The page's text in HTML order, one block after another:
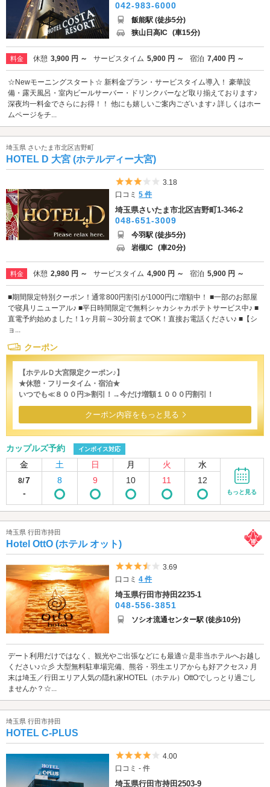
042-983-6000
飯能駅 (徒歩5分)
狭山日高IC (車15分)
料金 休憩 3,900 円 ～ サービスタイム 5,900 円 ～ 宿泊 7,400 円 ～
☆Newモーニングスタート☆ 新料金プラン・サービスタイム導入！ 豪華設
備・露天風呂・室内ビールサーバー・ドリンクバーなど取り揃えております♪
深夜均一料金でさらにお得！！ 他にも嬉しいご案内ございます♪ 詳しくはホー
ムページをチ...
埼玉県 さいたま市北区吉野町
HOTEL D 大宮 (ホテルディー大宮)
5つ星のうち3
3.18
口コミ5 件
埼玉県さいたま市北区吉野町1-346-2
048-651-3009
今羽駅 (徒歩5分)
岩槻IC (車20分)
料金 休憩 2,980 円 ～ サービスタイム 4,900 円 ～ 宿泊 5,900 円 ～
■期間限定特別クーポン！通常800円割引が1000円に増額中！ ■一部のお部屋
で寝具リニューアル♪ ■平日時間限定で無料シャカシャカポテトサービス中♪ ■
直電予約始めました！1ヶ月前～30分前までOK！直接お電話ください♪ ■【シ
ョ...
クーポン
【ホテルＤ大宮限定クーポン♪】
★休憩・フリータイム・宿泊★
いつでも≪８００円≫割引！→今だけ増額１０００円割引！
クーポン内容をもっと見る
カップルズ予約 インボイス対応
金 土 日 月 火 水
8/7
-
8 9 10 11 12
もっと見る
埼玉県 行田市持田
Hotel OttO (ホテル オット)
5つ星のうち3.5
3.69
口コミ4 件
埼玉県行田市持田2235-1
048-556-3851
ソシオ流通センター駅 (徒歩10分)
デート利用だけではなく、観光やご出張などにも最適☆是非当ホテルへお越し
ください♪☆彡 大型無料駐車場完備、熊谷・羽生エリアからも好アクセス♪ 月
末は埼玉／行田エリア人気の隠れ家HOTEL（ホテル）OttOでしっとり過ごし
ませんか？☆...
埼玉県 行田市持田
HOTEL C-PLUS
5つ星のうち4
4.00
口コミ - 件
埼玉県行田市持田2503-9